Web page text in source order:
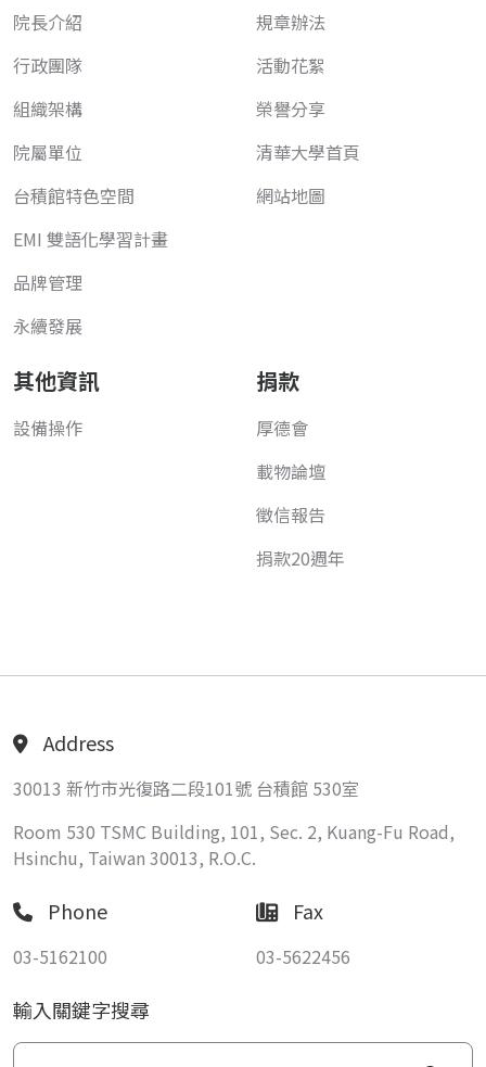
院長介紹
行政團隊
組織架構
院屬單位
台積館特色空間
EMI 雙語化學習計畫
品牌管理
永續發展
規章辦法
活動花絮
榮譽分享
清華大學首頁
網站地圖
其他資訊
設備操作
捐款
厚德會
載物論壇
徵信報告
捐款20週年
Address
30013 新竹市光復路二段101號 台積館 530室
Room 530 TSMC Building, 101, Sec. 2, Kuang-Fu Road,
Hsinchu, Taiwan 30013, R.O.C.
Phone
03-5162100
Fax
03-5622456
輸入關鍵字搜尋